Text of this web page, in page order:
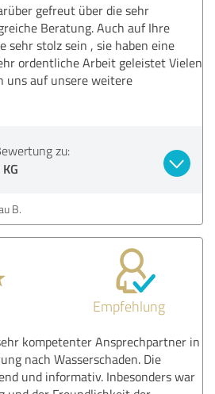
gefreut über die sehr
Beratung. Auch auf Ihre
sehr stolz sein , sie haben eine
ordentliche Arbeit geleistet Vielen
uns auf unsere weitere
zu:
B.
Empfehlung
kompetenter Ansprechpartner in
nach Wasserschaden. Die
und informativ. Inbesonders war